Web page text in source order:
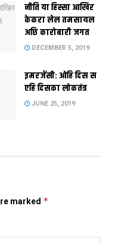
नीति या हिस्सा आखिर
केकरा लेल तमसायल
अछि कारोबारी जगत
DECEMBER 5, 2019
इमरजेंसी: ओहि दिस स
एहि दिसका लोकतंत्र
JUNE 25, 2019
marked *